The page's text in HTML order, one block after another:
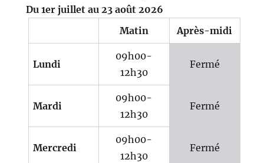
Du 1er juillet au 23 août 2026
Matin
Après-midi
Lundi
09h00-
12h30
Fermé
Mardi
09h00-
12h30
Fermé
Mercredi
09h00-
12h30
Fermé